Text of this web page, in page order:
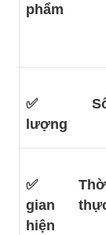
phẩm
✅
lượng
✅
gian
hiện